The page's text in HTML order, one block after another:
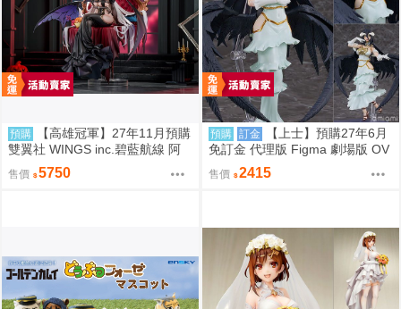
預購
【高雄冠軍】27年11月預購
雙翼社 WINGS inc.碧藍航線 阿
爾比恩 銀月下的夜之眷屬 1/7 免
訂金
售價 5750
預購 訂金
【上士】預購27年6月
免訂金 代理版 Figma 劇場版 OV
ERLORD 聖王國篇 雅兒貝德
售價 2415